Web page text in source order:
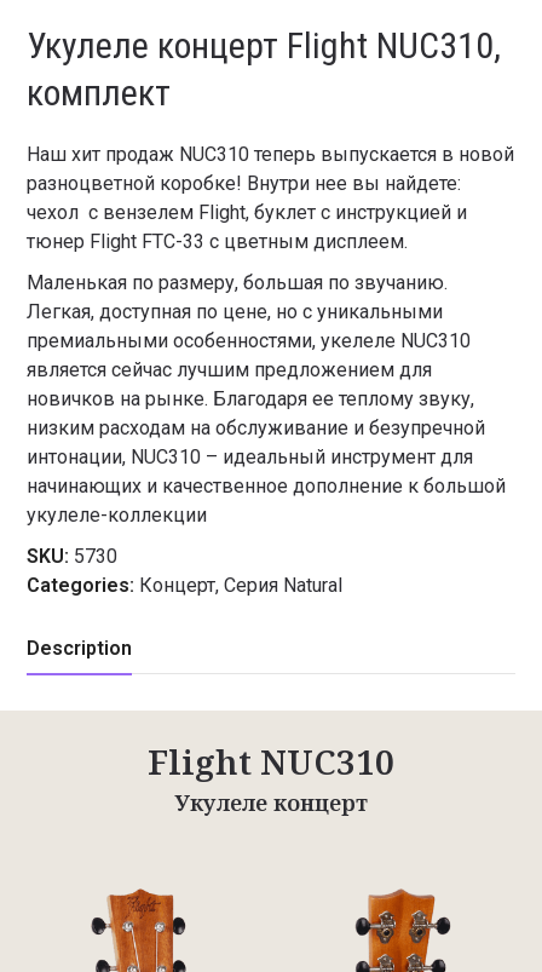
Укулеле концерт Flight NUC310,
комплект
Наш хит продаж NUC310 теперь выпускается в новой
разноцветной коробке! Внутри нее вы найдете:
чехол с вензелем Flight, буклет с инструкцией и
тюнер Flight FTC-33 с цветным дисплеем.
Маленькая по размеру, большая по звучанию.
Легкая, доступная по цене, но с уникальными
премиальными особенностями, укелеле NUC310
является сейчас лучшим предложением для
новичков на рынке. Благодаря ее теплому звуку,
низким расходам на обслуживание и безупречной
интонации, NUC310 – идеальный инструмент для
начинающих и качественное дополнение к большой
укулеле-коллекции
SKU: 5730
Categories: Концерт,Серия Natural
Description
Flight NUC310
Укулеле концерт